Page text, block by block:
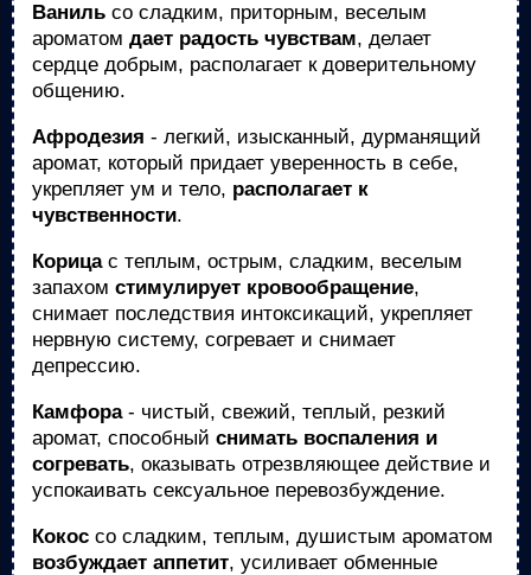
Ваниль со сладким, приторным, веселым
ароматом дает радость чувствам, делает
сердце добрым, располагает к доверительному
общению.
Афродeзия - легкий, изысканный, дурманящий
аромат, который придает уверенность в себе,
укрепляет ум и тело, располагает к
чувственности.
Корицас теплым, острым, сладким, веселым
запахом стимулирует кровообращение,
снимает последствия интоксикаций, укрепляет
нервную систему, согревает и снимает
депрессию.
Камфора- чистый, свежий, теплый, резкий
аромат, способный снимать воспаления и
согревать, оказывать отрезвляющее действие и
успокаивать сексуальное перевозбуждение.
Кокос со сладким, теплым, душистым ароматом
возбуждает аппетит, усиливает обменные